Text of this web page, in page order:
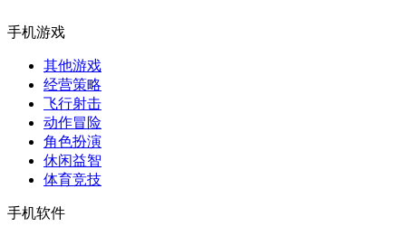
手机游戏
其他游戏
经营策略
飞行射击
动作冒险
角色扮演
休闲益智
体育竞技
手机软件